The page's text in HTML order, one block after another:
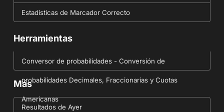
Estadísticas de Marcador Correcto
Herramientas
Conversor de probabilidades - Conversión de
probabilidades Decimales, Fraccionarias y Cuotas
Americanas
Más
Resultados de Ayer